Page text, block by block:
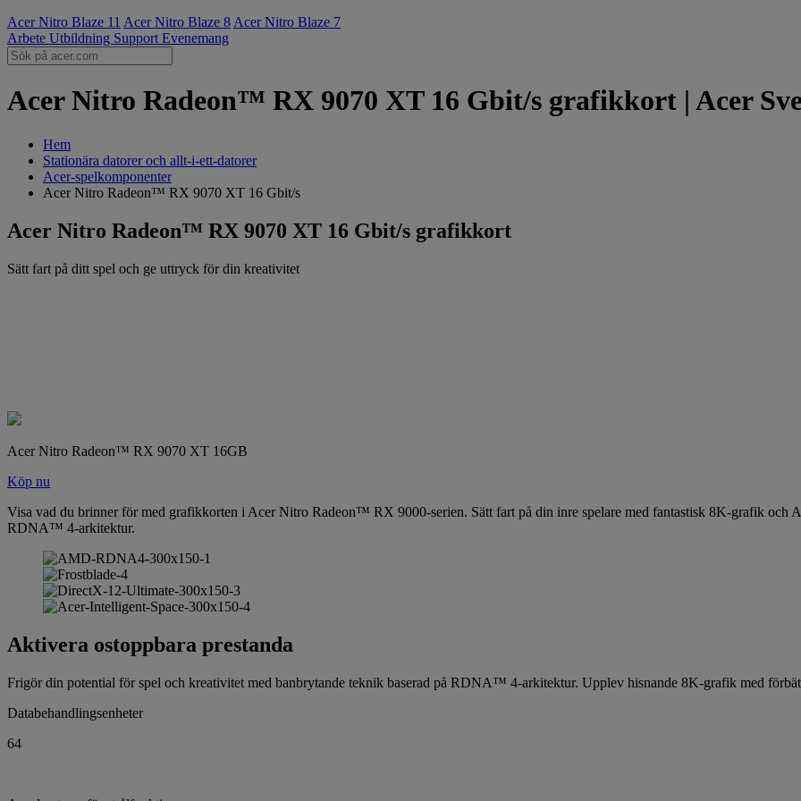
Acer Nitro Blaze 11 Acer Nitro Blaze 8 Acer Nitro Blaze 7
Arbete Utbildning Support Evenemang
Acer Nitro Radeon™ RX 9070 XT 16 Gbit/s grafikkort | Acer
Hem
Stationära datorer och allt-i-ett-datorer
Acer-spelkomponenter
Acer Nitro Radeon™ RX 9070 XT 16 Gbit/s
Acer Nitro Radeon™ RX 9070 XT 16 Gbit/s grafikkort
Sätt fart på ditt spel och ge uttryck för din kreativitet
Acer Nitro Radeon™ RX 9070 XT 16GB
Köp nu
Visa vad du brinner för med grafikkorten i Acer Nitro Radeon™ RX 9000-serien. Sätt fart på din inre spelare med fantastisk 8K-grafik och
RDNA™ 4-arkitektur.
Aktivera ostoppbara prestanda
Frigör din potential för spel och kreativitet med banbrytande teknik baserad på RDNA™ 4-arkitektur. Upplev hisnande 8K-grafik med
Databehandlingsenheter
64